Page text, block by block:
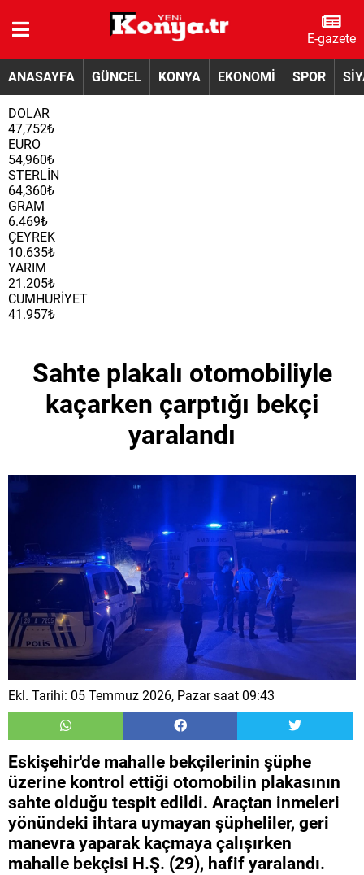
E-gazete
ANASAYFA GÜNCEL KONYA EKONOMİ SPOR
DOLAR
47,752₺
EURO
54,960₺
STERLİN
64,360₺
GRAM
6.469₺
ÇEYREK
10.635₺
YARIM
21.205₺
CUMHURİYET
41.957₺
Sahte plakalı otomobiliyle
kaçarken çarptığı bekçi
yaralandı
Ekl. Tarihi: 05 Temmuz 2026, Pazar saat 09:43
Eskişehir'de mahalle bekçilerinin şüphe
üzerine kontrol ettiği otomobilin plakasının
sahte olduğu tespit edildi. Araçtan inmeleri
yönündeki ihtara uymayan şüpheliler, geri
manevra yaparak kaçmaya çalışırken
mahalle bekçisi H.Ş. (29), hafif yaralandı.